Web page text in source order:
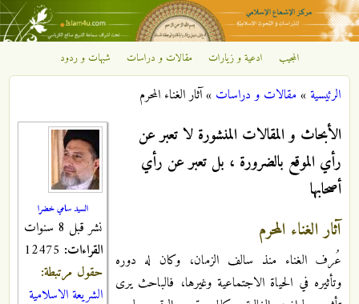
تجاوز إلى المحتوى الرئيسي
مركز
الإشعاع
الإسلامي
المجيب ادعية و زيارات مقالات و دراسات شبهات و ردود
أنت هنا
الرئيسية»مقالات و دراسات »آثار الغناء المحرم‏
السيد سامي خضرا
نشر قبل 8 سنوات
القراءات:
حقول مرتبطة:
الشريعة الاسلامية
الأبحاث و المقالات المنشورة لا تعبر عن
رأي الموقع بالضرورة ، بل تعبر عن رأي
أصحابها
آثار الغناء المحرم‏
عُرف الغناء منذ سالف الزمان، وكان له دوره
وتأثيره في الحياة الاجتماعية وغيرها، فالباحث يرى